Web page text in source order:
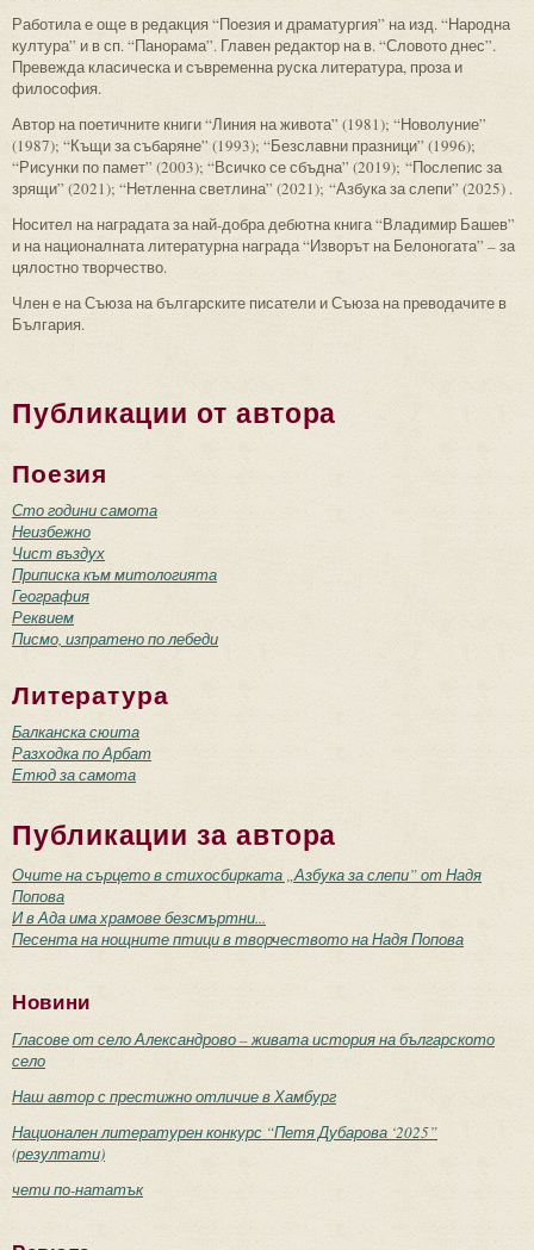
Работила е още в редакция “Поезия и драматургия” на изд. “Народна
култура” и в сп. “Панорама”. Главен редактор на в. “Словото днес”.
Превежда класическа и съвременна руска литература, проза и
философия.
Автор на поетичните книги “Линия на живота” (1981); “Новолуние”
(1987); “Къщи за събаряне” (1993); “Безславни празници” (1996);
“Рисунки по памет” (2003); “Всичко се сбъдна” (2019); “Послепис за
зрящи” (2021); “Нетленна светлина” (2021); “Азбука за слепи” (2025) .
Носител на наградата за най-добра дебютна книга “Владимир Башев”
и на националната литературна награда “Изворът на Белоногата” – за
цялостно творчество.
Член е на Съюза на българските писатели и Съюза на преводачите в
България.
Публикации от автора
Поезия
Сто години самота
Неизбежно
Чист въздух
Приписка към митологията
География
Реквием
Писмо, изпратено по лебеди
Литература
Балканска сюита
Разходка по Арбат
Етюд за самота
Публикации за автора
Очите на сърцето в стихосбирката „Азбука за слепи” от Надя
Попова
И в Ада има храмове безсмъртни...
Песента на нощните птици в творчеството на Надя Попова
Новини
Гласове от село Александрово – живата история на българското
село
Наш автор с престижно отличие в Хамбург
Национален литературен конкурс “Петя Дубарова ‘2025”
(резултати)
чети по-нататък